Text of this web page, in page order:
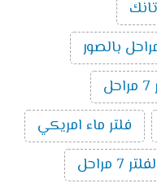
فلتر ماء امريكي